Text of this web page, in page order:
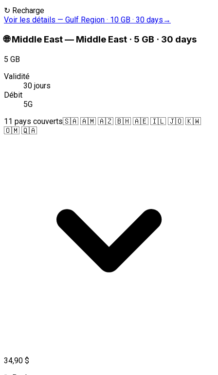
↻ Recharge
Voir les détails — Gulf Region · 10 GB · 30 days →
🌐 Middle East— Middle East · 5 GB · 30 days
5 GB
Validité
30 jours
Débit
5G
11 pays couverts🇸🇦 🇦🇲 🇦🇿 🇧🇭 🇦🇪 🇮🇱 🇯🇴 🇰🇼
🇴🇲 🇶🇦
34,90 $